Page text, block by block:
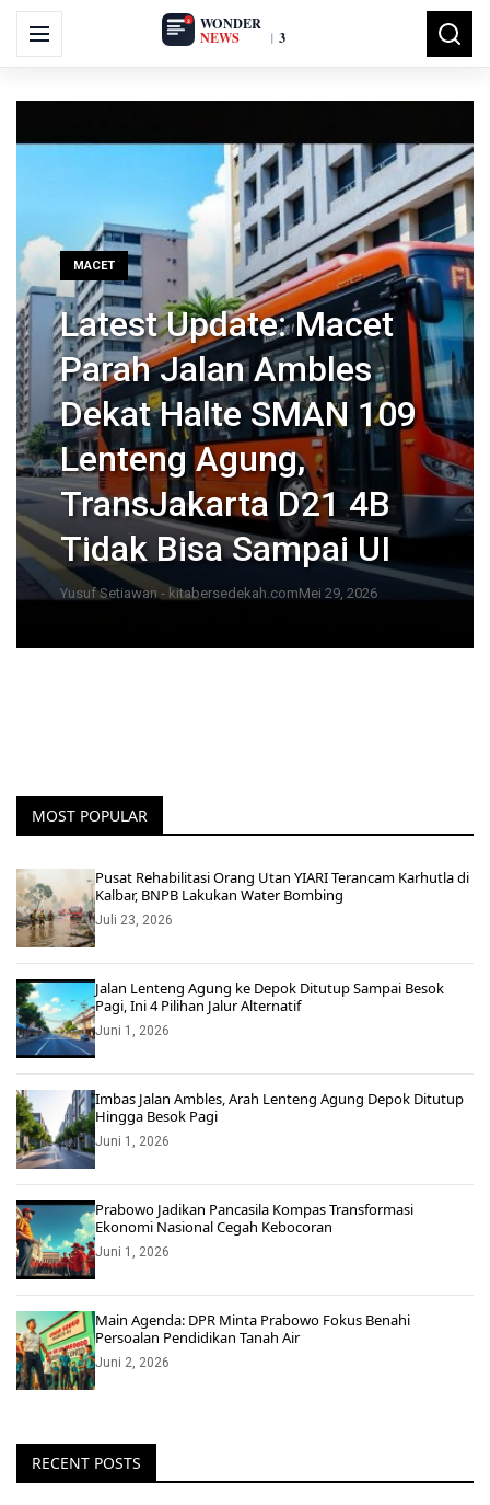
Skip
content
Menu
Search
for:
MACET
Latest Update: Macet
Parah Jalan Ambles
Dekat Halte SMAN 109
Lenteng Agung,
TransJakarta D21 4B
Tidak Bisa Sampai UI
Yusuf Setiawan - kitabersedekah.comMei 29, 2026
MOST POPULAR
Pusat Rehabilitasi Orang Utan YIARI Terancam Karhutla di
Kalbar, BNPB Lakukan Water Bombing
Juli 23, 2026
Jalan Lenteng Agung ke Depok Ditutup Sampai Besok
Pagi, Ini 4 Pilihan Jalur Alternatif
Juni 1, 2026
Imbas Jalan Ambles, Arah Lenteng Agung Depok Ditutup
Hingga Besok Pagi
Juni 1, 2026
Prabowo Jadikan Pancasila Kompas Transformasi
Ekonomi Nasional Cegah Kebocoran
Juni 1, 2026
Main Agenda: DPR Minta Prabowo Fokus Benahi
Persoalan Pendidikan Tanah Air
Juni 2, 2026
RECENT POSTS